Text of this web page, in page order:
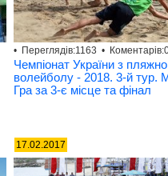
• Переглядів:1163 •
Чемпіонат України з
волейболу - 2018. 3-й тур.
Гра за 3-є місце та фінал
17.02.2017